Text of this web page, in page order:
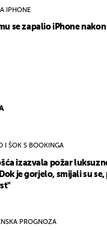
IPHONE
se zapalio iPhone
I ŠOK S BOOKINGA
izazvala požar
je gorjelo, smijali su
PROGNOZA